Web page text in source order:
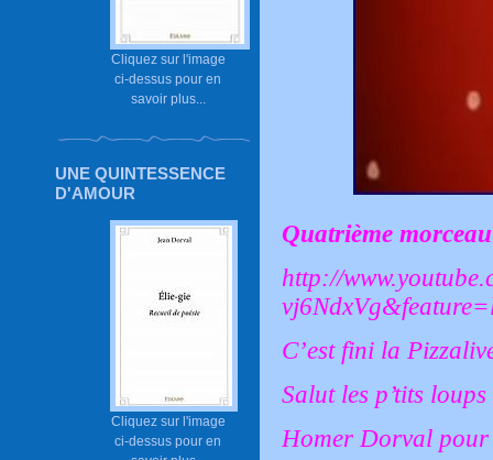
Cliquez sur l'image
ci-dessus pour en
savoir plus...
UNE QUINTESSENCE
D'AMOUR
Cliquez sur l'image
ci-dessus pour en
Quatrième
http://
C’est fini la
Salut les p’tits
Homer Dorval